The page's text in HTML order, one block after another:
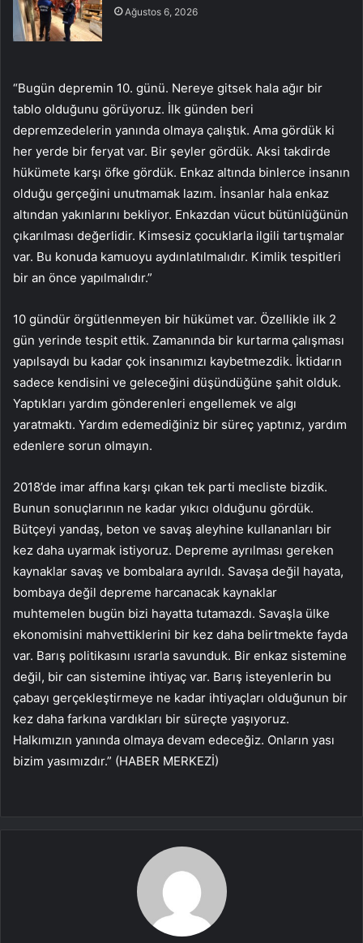
Ağustos 6, 2026
“Bugün depremin 10. günü. Nereye gitsek hala ağır bir
tablo olduğunu görüyoruz. İlk günden beri
depremzedelerin yanında olmaya çalıştık. Ama gördük ki
her yerde bir feryat var. Bir şeyler gördük. Aksi takdirde
hükümete karşı öfke gördük. Enkaz altında binlerce insanın
olduğu gerçeğini unutmamak lazım. İnsanlar hala enkaz
altından yakınlarını bekliyor. Enkazdan vücut bütünlüğünün
çıkarılması değerlidir. Kimsesiz çocuklarla ilgili tartışmalar
var. Bu konuda kamuoyu aydınlatılmalıdır. Kimlik tespitleri
bir an önce yapılmalıdır.”
10 gündür örgütlenmeyen bir hükümet var. Özellikle ilk 2
gün yerinde tespit ettik. Zamanında bir kurtarma çalışması
yapılsaydı bu kadar çok insanımızı kaybetmezdik. İktidarın
sadece kendisini ve geleceğini düşündüğüne şahit olduk.
Yaptıkları yardım gönderenleri engellemek ve algı
yaratmaktı. Yardım edemediğiniz bir süreç yaptınız, yardım
edenlere sorun olmayın.
2018’de imar affına karşı çıkan tek parti mecliste bizdik.
Bunun sonuçlarının ne kadar yıkıcı olduğunu gördük.
Bütçeyi yandaş, beton ve savaş aleyhine kullananları bir
kez daha uyarmak istiyoruz. Depreme ayrılması gereken
kaynaklar savaş ve bombalara ayrıldı. Savaşa değil hayata,
bombaya değil depreme harcanacak kaynaklar
muhtemelen bugün bizi hayatta tutamazdı. Savaşla ülke
ekonomisini mahvettiklerini bir kez daha belirtmekte fayda
var. Barış politikasını ısrarla savunduk. Bir enkaz sistemine
değil, bir can sistemine ihtiyaç var. Barış isteyenlerin bu
çabayı gerçekleştirmeye ne kadar ihtiyaçları olduğunun bir
kez daha farkına vardıkları bir süreçte yaşıyoruz.
Halkımızın yanında olmaya devam edeceğiz. Onların yası
bizim yasımızdır.” (HABER MERKEZİ)